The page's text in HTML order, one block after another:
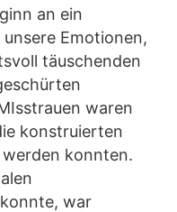
an ein
Emotionen,
täuschenden
waren
konstruierten
konnten.
war